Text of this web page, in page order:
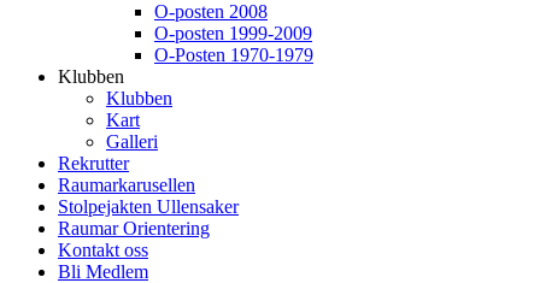
O-posten 2008
O-posten 1999-2009
O-Posten 1970-1979
Klubben
Klubben
Kart
Galleri
Rekrutter
Raumarkarusellen
Stolpejakten Ullensaker
Raumar Orientering
Kontakt oss
Bli Medlem